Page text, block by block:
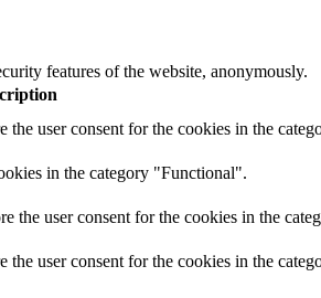
features of the website, anonymously.
user consent for the cookies in the
in the category "Functional".
the user consent for the cookies in the
user consent for the cookies in the